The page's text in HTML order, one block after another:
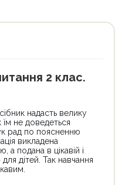
2 клас.
надасть велику
не доведеться
рад по поясненню
викладена
подана в цікавій і
дітей. Так навчання